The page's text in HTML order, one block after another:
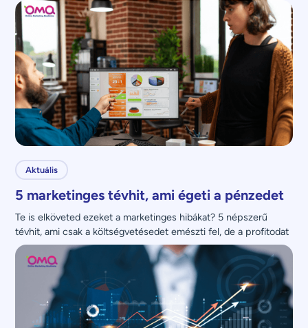
Aktuális
5 marketinges tévhit, ami égeti a pénzedet
Te is elköveted ezeket a marketinges hibákat? 5 népszerű
tévhit, ami csak a költségvetésedet emészti fel, de a profitodat
nem növeli.